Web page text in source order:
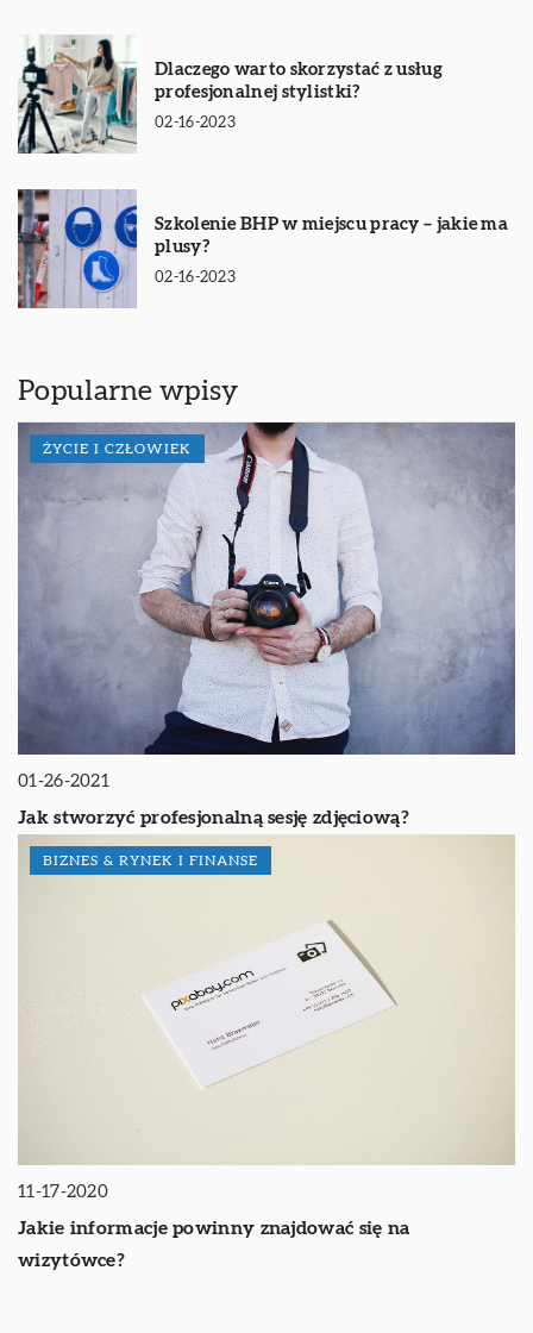
Dlaczego warto skorzystać z usług
profesjonalnej stylistki?
02-16-2023
Szkolenie BHP w miejscu pracy – jakie ma
plusy?
02-16-2023
Popularne wpisy
ŻYCIE I CZŁOWIEK
01-26-2021
Jak stworzyć profesjonalną sesję zdjęciową?
BIZNES & RYNEK I FINANSE
11-17-2020
Jakie informacje powinny znajdować się na
wizytówce?